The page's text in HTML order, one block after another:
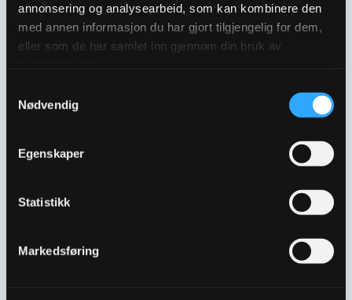
annonsering og analysearbeid, som kan kombinere den
med annen informasjon du har gjort tilgjengelig for dem,
eller som de har samlet inn gjennom din bruk av
Nødvendig
Egenskaper
Statistikk
Markedsføring
MELLOMRING DN100
ULEFOS ESCO
MELLOMRING DN200
M/E-LOCK 3 UTTAK